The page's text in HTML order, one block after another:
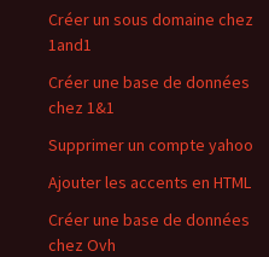
Créer un sous domaine chez
1and1
Créer une base de données
chez 1&1
Supprimer un compte yahoo
Ajouter les accents en HTML
Créer une base de données
chez Ovh